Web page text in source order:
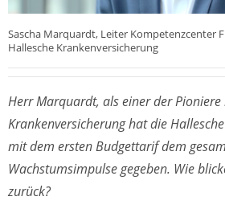
Sascha Marquardt, Leiter Kompetenzcenter
Hallesche Krankenversicherung
Herr Marquardt, als einer der
Krankenversicherung hat die
mit dem ersten Budgettarif dem
Wachstumsimpulse gegeben. Wie
zurück?